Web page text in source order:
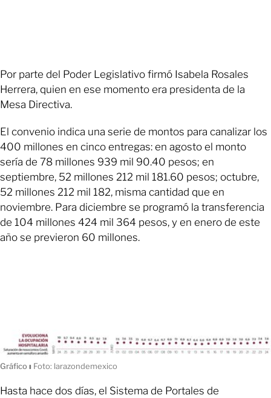
Por parte del Poder Legislativo firmó Isabela Rosales
Herrera, quien en ese momento era presidenta de la
Mesa Directiva.
El convenio indica una serie de montos para canalizar los
400 millones en cinco entregas: en agosto el monto
sería de 78 millones 939 mil 90.40 pesos; en
septiembre, 52 millones 212 mil 181.60 pesos; octubre,
52 millones 212 mil 182, misma cantidad que en
noviembre. Para diciembre se programó la transferencia
de 104 millones 424 mil 364 pesos, y en enero de este
año se previeron 60 millones.
Gráficoı Foto: larazondemexico
Hasta hace dos días, el Sistema de Portales de